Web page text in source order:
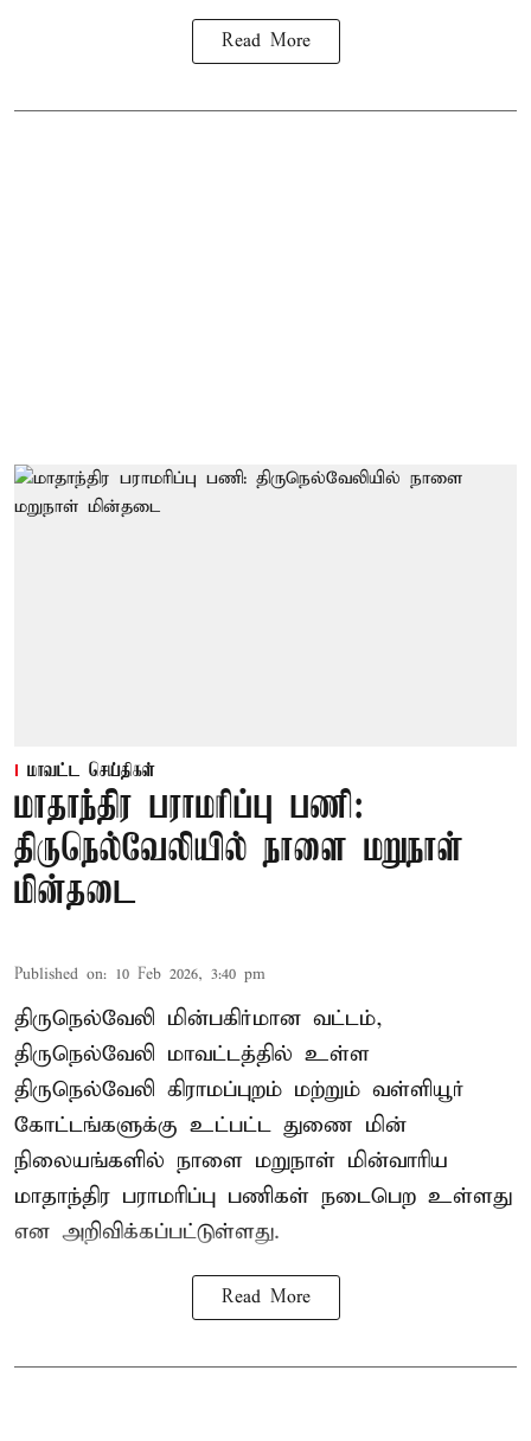
Read More
மாவட்ட செய்திகள்
மாதாந்திர பராமரிப்பு பணி:
திருநெல்வேலியில் நாளை மறுநாள்
மின்தடை
Published on: 10 Feb 2026, 3:40 pm
திருநெல்வேலி மின்பகிர்மான வட்டம்,
திருநெல்வேலி மாவட்டத்தில் உள்ள
திருநெல்வேலி கிராமப்புறம் மற்றும் வள்ளியூர்
கோட்டங்களுக்கு உட்பட்ட துணை மின்
நிலையங்களில் நாளை மறுநாள் மின்வாரிய
மாதாந்திர பராமரிப்பு பணிகள் நடைபெற உள்ளது
என அறிவிக்கப்பட்டுள்ளது.
Read More